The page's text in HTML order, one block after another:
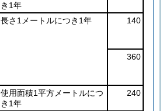
き1年
長さ1メートルにつき1年 140
360
使用面積1平方メートルにつ
き1年
240